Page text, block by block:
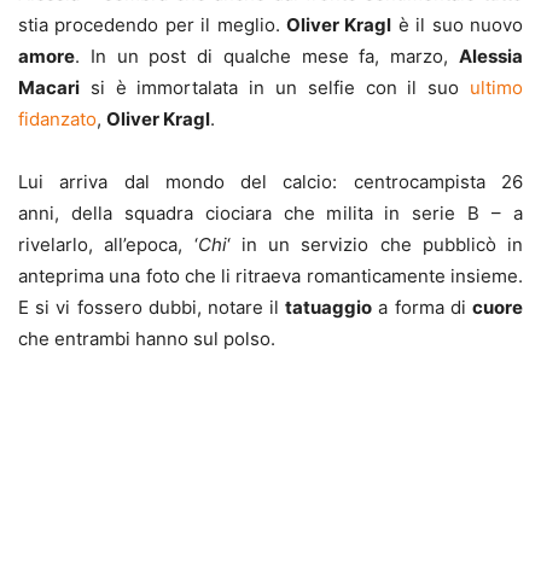
stia procedendo per il meglio. Oliver Kragl è il suo nuovo
amore. In un post di qualche mese fa, marzo, Alessia
Macari si è immortalata in un selfie con il suo ultimo
fidanzato, Oliver Kragl.
Lui arriva dal mondo del calcio: centrocampista 26
anni, della squadra ciociara che milita in serie B – a
rivelarlo, all’epoca, ‘Chi‘ in un servizio che pubblicò in
anteprima una foto che li ritraeva romanticamente insieme.
E si vi fossero dubbi, notare iltatuaggio a forma dicuore
che entrambi hanno sul polso.